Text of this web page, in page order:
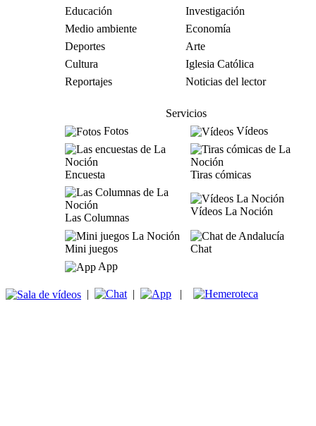
Educación
Investigación
Medio ambiente
Economía
Deportes
Arte
Cultura
Iglesia Católica
Reportajes
Noticias del lector
Servicios
Fotos
Vídeos
Encuesta Tiras cómicas
Las Columnas
Vídeos La Noción
Mini juegos
Chat
App
| | |